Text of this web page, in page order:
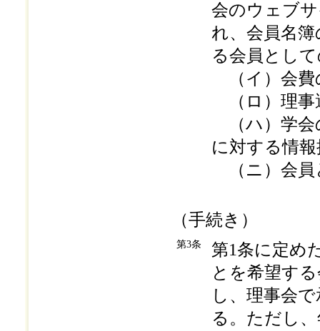
会のウェブ
れ、会員名
る会員とし
（イ）会費
（ロ）理事
（ハ）学会
に対する情
（ニ）会員
（手続き）
第3条
第1条に定め
とを希望す
し、理事会
る。ただし